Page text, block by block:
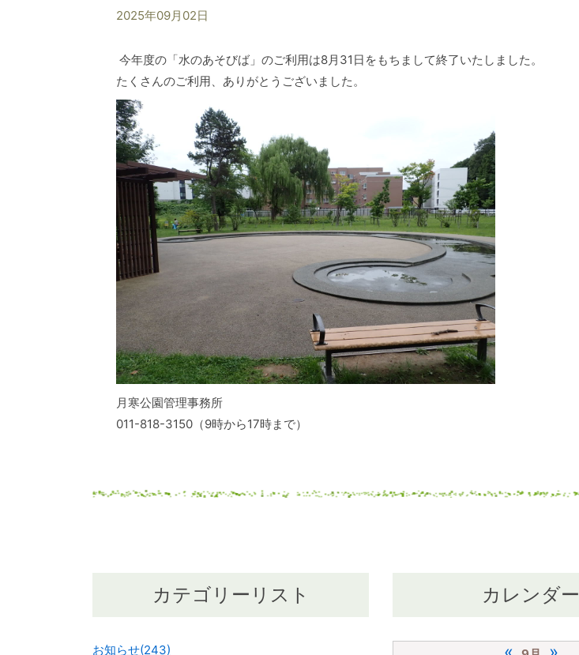
2025年09月02日
今年度の「水のあそびば」のご利用は8月31日をもちまして終了いたしました。
たくさんのご利用、ありがとうございました。
月寒公園管理事務所
011-818-3150（9時から17時まで）
カテゴリーリスト
お知らせ(243)
カレンダー